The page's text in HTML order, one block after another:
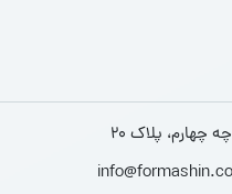
چهارم، پلاک 20